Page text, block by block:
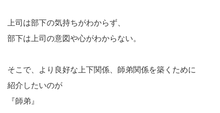
上司は部下の気持ちがわからず、
部下は上司の意図や心がわからない。
そこで、より良好な上下関係、師弟関係を築くために
紹介したいのが
『師弟』